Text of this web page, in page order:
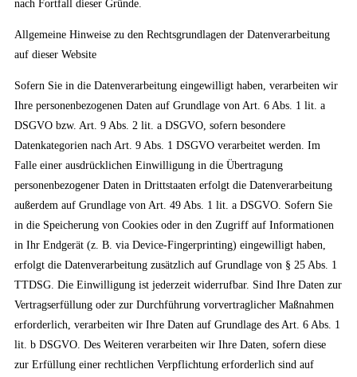
nach Fortfall dieser Gründe.
Allgemeine Hinweise zu den Rechtsgrundlagen der Datenverarbeitung
auf dieser Website
Sofern Sie in die Datenverarbeitung eingewilligt haben, verarbeiten wir
Ihre personenbezogenen Daten auf Grundlage von Art. 6 Abs. 1 lit. a
DSGVO bzw. Art. 9 Abs. 2 lit. a DSGVO, sofern besondere
Datenkategorien nach Art. 9 Abs. 1 DSGVO verarbeitet werden. Im
Falle einer ausdrücklichen Einwilligung in die Übertragung
personenbezogener Daten in Drittstaaten erfolgt die Datenverarbeitung
außerdem auf Grundlage von Art. 49 Abs. 1 lit. a DSGVO. Sofern Sie
in die Speicherung von Cookies oder in den Zugriff auf Informationen
in Ihr Endgerät (z. B. via Device-Fingerprinting) eingewilligt haben,
erfolgt die Datenverarbeitung zusätzlich auf Grundlage von § 25 Abs. 1
TTDSG. Die Einwilligung ist jederzeit widerrufbar. Sind Ihre Daten zur
Vertragserfüllung oder zur Durchführung vorvertraglicher Maßnahmen
erforderlich, verarbeiten wir Ihre Daten auf Grundlage des Art. 6 Abs. 1
lit. b DSGVO. Des Weiteren verarbeiten wir Ihre Daten, sofern diese
zur Erfüllung einer rechtlichen Verpflichtung erforderlich sind auf